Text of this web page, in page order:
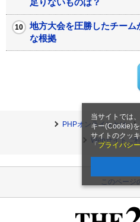
当サイトでは
キー(Cookie)
サイトのクッ
「 プライバシ
足りないものは？
地方大会を圧勝したチー
な根拠
PHPオンラインとは
Webサイトご
このページ